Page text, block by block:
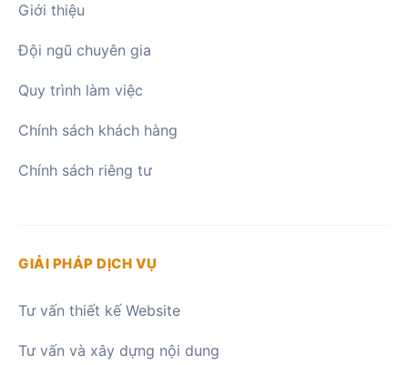
Giới thiệu
Đội ngũ chuyên gia
Quy trình làm việc
Chính sách khách hàng
Chính sách riêng tư
GIẢI PHÁP DỊCH VỤ
Tư vấn thiết kế Website
Tư vấn và xây dựng nội dung